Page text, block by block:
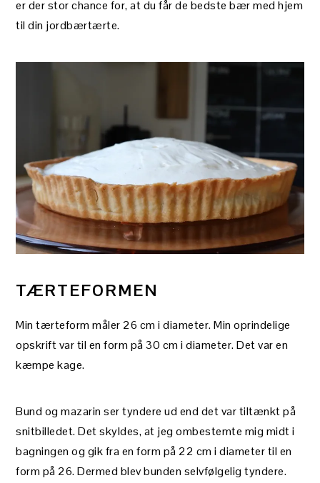
er der stor chance for, at du får de bedste bær med hjem
til din jordbærtærte.
TÆRTEFORMEN
Min tærteform måler 26 cm i diameter. Min oprindelige
opskrift var til en form på 30 cm i diameter. Det var en
kæmpe kage.
Bund og mazarin ser tyndere ud end det var tiltænkt på
snitbilledet. Det skyldes, at jeg ombestemte mig midt i
bagningen og gik fra en form på 22 cm i diameter til en
form på 26. Dermed blev bunden selvfølgelig tyndere.